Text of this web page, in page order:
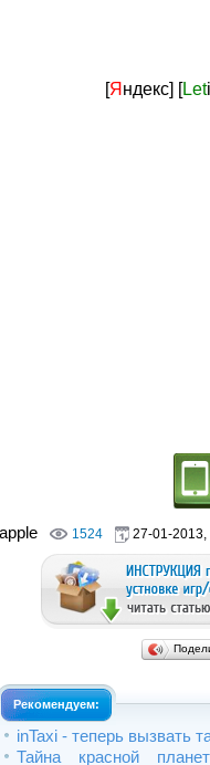
[Яндекс] [Let
apple 1524 27-01-2013,
Рекомендуем:
inTaxi - теперь вызвать
Тайна красной